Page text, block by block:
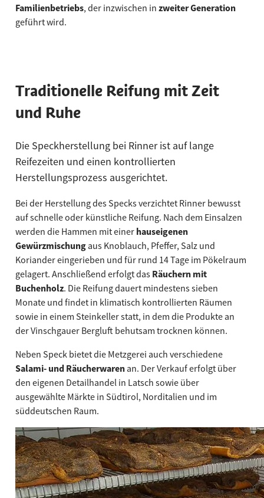
Familienbetriebs, der inzwischen in zweiter Generation
geführt wird.
Traditionelle Reifung mit Zeit
und Ruhe
Die Speckherstellung bei Rinner ist auf lange
Reifezeiten und einen kontrollierten
Herstellungsprozess ausgerichtet.
Bei der Herstellung des Specks verzichtet Rinner bewusst
auf schnelle oder künstliche Reifung. Nach dem Einsalzen
werden die Hammen mit einer hauseigenen
Gewürzmischungaus Knoblauch, Pfeffer, Salz und
Koriander eingerieben und für rund 14 Tage im Pökelraum
gelagert. Anschließend erfolgt das Räuchern mit
Buchenholz. Die Reifung dauert mindestens sieben
Monate und findet in klimatisch kontrollierten Räumen
sowie in einem Steinkeller statt, in dem die Produkte an
der Vinschgauer Bergluft behutsam trocknen können.
Neben Speck bietet die Metzgerei auch verschiedene
Salami- und Räucherwarenan. Der Verkauf erfolgt über
den eigenen Detailhandel in Latsch sowie über
ausgewählte Märkte in Südtirol, Norditalien und im
süddeutschen Raum.